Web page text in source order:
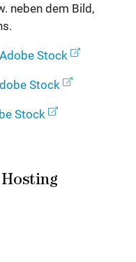
neben dem Bild,
Adobe Stock
Stock
Stock